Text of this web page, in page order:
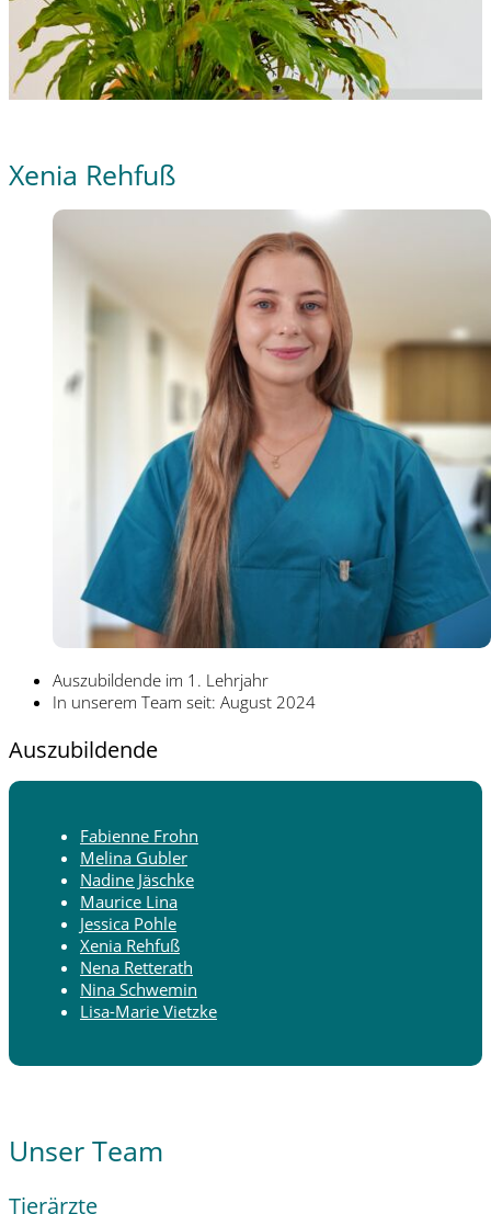
Xenia Rehfuß
Auszubildende im 1. Lehrjahr
In unserem Team seit: August 2024
Auszubildende
Fabienne Frohn
Melina Gubler
Nadine Jäschke
Maurice Lina
Jessica Pohle
Xenia Rehfuß
Nena Retterath
Nina Schwemin
Lisa-Marie Vietzke
Unser Team
Tierärzte